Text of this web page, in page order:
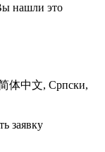
нашли это
体中文, Српски,
заявку